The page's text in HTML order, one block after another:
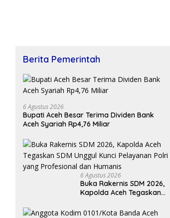
Berita Pemerintah
6 Agustus 2026
Bupati Aceh Besar Terima Dividen Bank
Aceh Syariah Rp4,76 Miliar
6 Agustus 2026
Buka Rakernis SDM 2026,
Kapolda Aceh Tegaskan
Pelayanan Polri yang